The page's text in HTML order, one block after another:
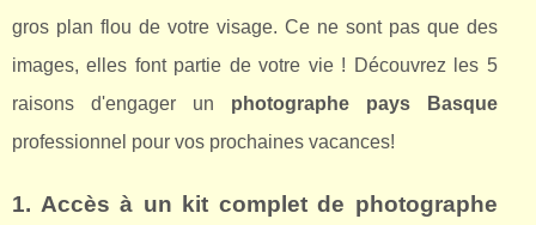
gros plan flou de votre visage. Ce ne sont pas que des
images, elles font partie de votre vie ! Découvrez les 5
raisons d'engager un photographe pays Basque
professionnel pour vos prochaines vacances!
1. Accès à un kit complet de photographe